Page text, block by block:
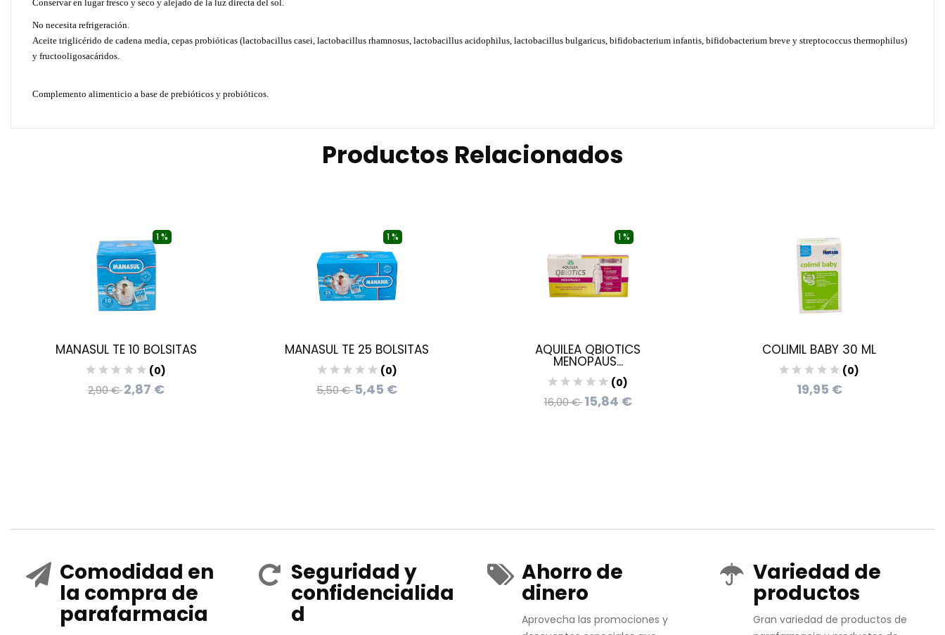
Conservar en lugar fresco y seco y alejado de la luz directa del sol.
No necesita refrigeración.
Aceite triglicérido de cadena media, cepas probióticas (lactobacillus casei, lactobacillus rhamnosus, lactobacillus acidophilus, lactobacillus bulgaricus, bifidobacterium infantis, bifidobacterium breve y streptococcus thermophilus)
y fructooligosacáridos.
Complemento alimenticio a base de prebióticos y probióticos.
Productos Relacionados
1 %
MANASUL TE 10 BOLSITAS
(0)
2,90 €2,87 €
1 %
MANASUL TE 25 BOLSITAS
(0)
5,50 €5,45 €
1 %
AQUILEA QBIOTICS
MENOPAUS...
(0)
16,00 €15,84 €
COLIMIL BABY 30 ML
(0)
19,95 €
Comodidad en
la compra de
parafarmacia
Seguridad y
confidencialida
d
Ahorro de
dinero
Aprovecha las promociones y
Variedad de
productos
Gran variedad de productos de